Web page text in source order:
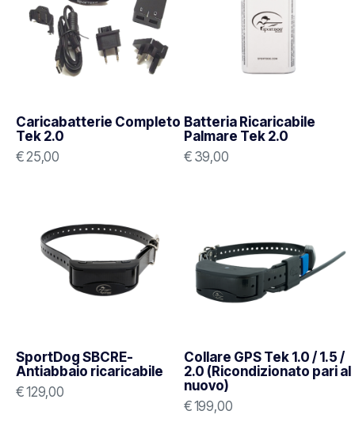
Caricabatterie Completo
Tek 2.0
€25,00
Batteria Ricaricabile
Palmare Tek 2.0
€ 39,00
SportDog SBCRE-
Antiabbaio ricaricabile
€129,00
Collare GPS Tek 1.0 / 1.5 /
2.0 (Ricondizionato pari al
nuovo)
€199,00